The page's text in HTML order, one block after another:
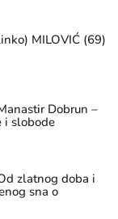
MILOVIĆ (69)
Dobrun –
i slobode
zlatnog doba i
sna o